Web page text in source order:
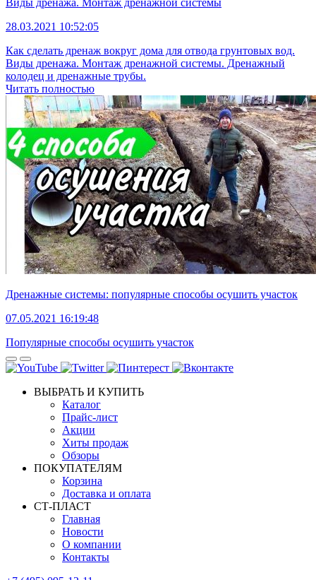
28.03.2021 10:52:05
Как сделать дренаж вокруг дома для отвода грунтовых вод.
Виды дренажа. Монтаж дренажной системы. Дренажный
колодец и дренажные трубы.
Читать полностью
Дренажные системы: популярные способы осушить участок
07.05.2021 16:19:48
Популярные способы осушить участок
ВЫБРАТЬ И КУПИТЬ
Каталог
Прайс-лист
Акции
Хиты продаж
Обзоры
ПОКУПАТЕЛЯМ
Корзина
Доставка и оплата
СТ-ПЛАСТ
Главная
Новости
О компании
Контакты